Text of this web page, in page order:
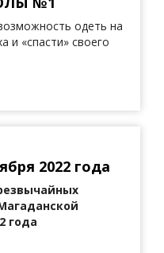
одеть на
и «спасти» своего
2022 года
года